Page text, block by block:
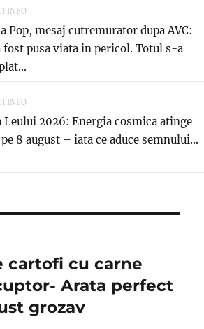
Pop, mesaj cutremurator dupa AVC:
pusa viata in pericol. Totul s-a
Leului 2026: Energia cosmica atinge
8 august – iata ce aduce semnului...
cartofi cu carne
Arata perfect
grozav